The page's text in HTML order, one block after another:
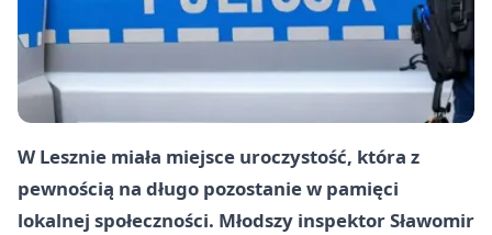
W Lesznie miała miejsce uroczystość, która z
pewnością na długo pozostanie w pamięci
lokalnej społeczności. Młodszy inspektor Sławomir